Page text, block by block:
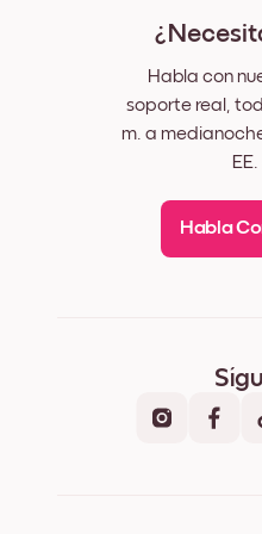
Habla con
soporte real,
m. a
Habla